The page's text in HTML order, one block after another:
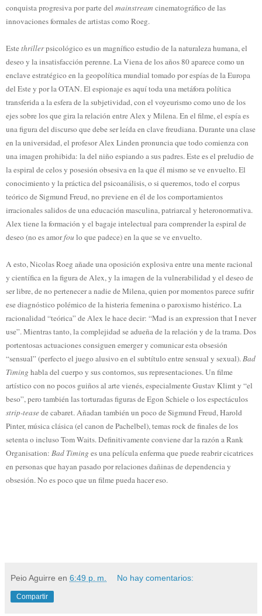
conquista progresiva por parte del mainstream cinematográfico de las
innovaciones formales de artistas como Roeg.
Estethrillerpsicológico es un magnífico estudio de la naturaleza humana, el
deseo y la insatisfacción perenne. La Viena de los años 80 aparece como un
enclave estratégico en la geopolítica mundial tomado por espías de la Europa
del Este y por la OTAN. El espionaje es aquí toda una metáfora política
transferida a la esfera de la subjetividad, con el voyeurismo como uno de los
ejes sobre los que gira la relación entre Alex y Milena. En el filme, el espía es
una figura del discurso que debe ser leída en clave freudiana. Durante una clase
en la universidad, el profesor Alex Linden pronuncia que todo comienza con
una imagen prohibida: la del niño espiando a sus padres. Este es el preludio de
la espiral de celos y posesión obsesiva en la que él mismo se ve envuelto. El
conocimiento y la práctica del psicoanálisis, o si queremos, todo el corpus
teórico de Sigmund Freud, no previene en él de los comportamientos
irracionales salidos de una educación masculina, patriarcal y heteronormativa.
Alex tiene la formación y el bagaje intelectual para comprender la espiral de
deseo (no es amorfou lo que padece) en la que se ve envuelto.
A esto, Nicolas Roeg añade una oposición explosiva entre una mente racional
y científica en la figura de Alex, y la imagen de la vulnerabilidad y el deseo de
ser libre, de no pertenecer a nadie de Milena, quien por momentos parece sufrir
ese diagnóstico polémico de la histeria femenina o paroxismo histérico. La
racionalidad “teórica” de Alex le hace decir: “Mad is an expression that I never
use”. Mientras tanto, la complejidad se adueña de la relación y de la trama. Dos
portentosas actuaciones consiguen emerger y comunicar esta obsesión
“sensual” (perfecto el juego alusivo en el subtítulo entre sensual y sexual).Bad
Timing habla del cuerpo y sus contornos, sus representaciones. Un filme
artístico con no pocos guiños al arte vienés, especialmente Gustav Klimt y “el
beso”, pero también las torturadas figuras de Egon Schiele o los espectáculos
strip-teasede cabaret. Añadan también un poco de Sigmund Freud, Harold
Pinter, música clásica (el canon de Pachelbel), temas rock de finales de los
setenta o incluso Tom Waits. Definitivamente conviene dar la razón a Rank
Organisation: Bad Timing es una película enferma que puede reabrir cicatrices
en personas que hayan pasado por relaciones dañinas de dependencia y
obsesión. No es poco que un filme pueda hacer eso.
Peio Aguirre en 6:49 p. m. No hay comentarios:
Compartir